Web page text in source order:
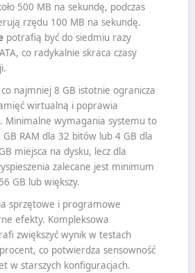
500 MB na sekundę, podczas
rzędu 100 MB na sekundę.
potrafią być do siedmiu razy
co radykalnie skraca czasy
najmniej 8 GB istotnie ogranicza
wirtualną i poprawia
Minimalne wymagania systemu to
RAM dla 32 bitów lub 4 GB dla
miejsca na dysku, lecz dla
zalecane jest minimum
GB lub większy.
sprzętowe i programowe
efekty. Kompleksowa
zwiększyć wynik w testach
co potwierdza sensowność
w starszych konfiguracjach.